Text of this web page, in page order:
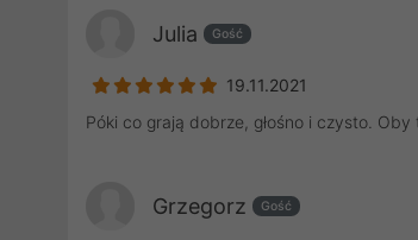
Julia Gość
19.11.2021
Póki co grają dobrze, głośno i czysto. Oby
Grzegorz Gość